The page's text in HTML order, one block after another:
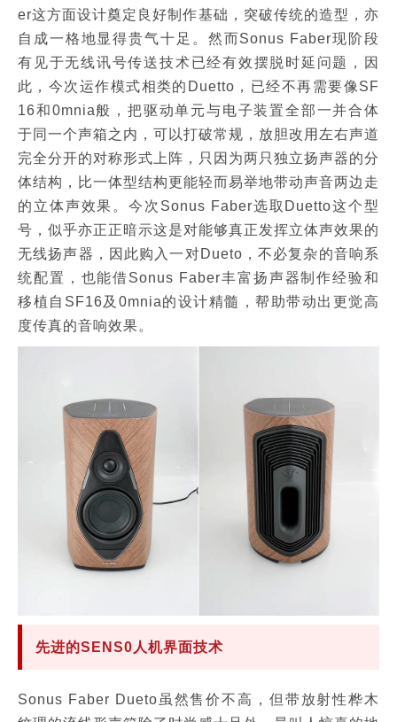
er这方面设计奠定良好制作基础，突破传统的造型，亦
自成一格地显得贵气十足。然而Sonus Faber现阶段
有见于无线讯号传送技术已经有效摆脱时延问题，因
此，今次运作模式相类的Duetto，已经不再需要像SF
16和0mnia般，把驱动单元与电子装置全部一并合体
于同一个声箱之内，可以打破常规，放胆改用左右声道
完全分开的对称形式上阵，只因为两只独立扬声器的分
体结构，比一体型结构更能轻而易举地带动声音两边走
的立体声效果。今次Sonus Faber选取Duetto这个型
号，似乎亦正正暗示这是对能够真正发挥立体声效果的
无线扬声器，因此购入一对Dueto，不必复杂的音响系
统配置，也能借Sonus Faber丰富扬声器制作经验和
移植自SF16及0mnia的设计精髓，帮助带动出更觉高
度传真的音响效果。
先进的SENS0人机界面技术
Sonus Faber Dueto虽然售价不高，但带放射性桦木